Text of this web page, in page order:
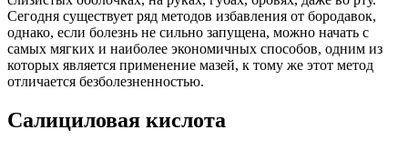
Сегодня существует ряд методов избавления от бородавок,
однако, если болезнь не сильно запущена, можно начать с
самых мягких и наиболее экономичных способов, одним из
которых является применение мазей, к тому же этот метод
отличается безболезненностью.
Салициловая кислота